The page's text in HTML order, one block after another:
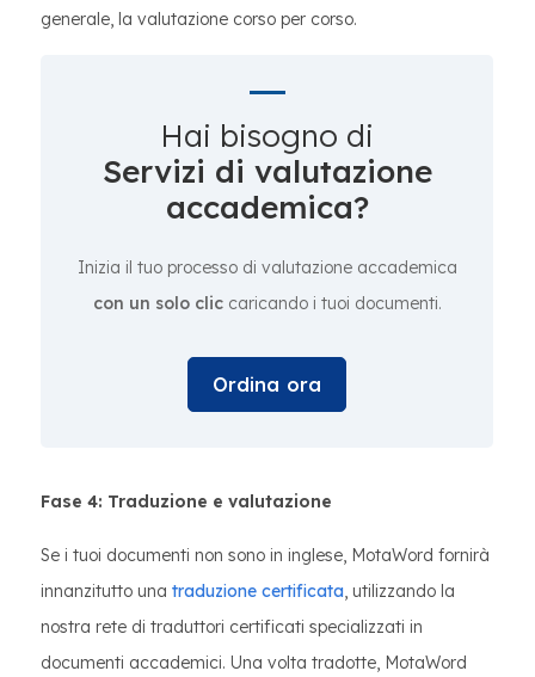
generale, la valutazione corso per corso.
Hai bisogno di
Servizi di valutazione
accademica?
Inizia il tuo processo di valutazione accademica
con un solo cliccaricando i tuoi documenti.
Ordina ora
Fase 4: Traduzione e valutazione
Se i tuoi documenti non sono in inglese, MotaWord fornirà
innanzitutto una traduzione certificata, utilizzando la
nostra rete di traduttori certificati specializzati in
documenti accademici. Una volta tradotte, MotaWord